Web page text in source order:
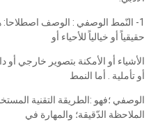
1- النّمط الوصفي : الوصف اصطلاحا:
حقيقياً أو خيالياً للأحياء أو
الأشياء أو الأمكنة بتصوير خارجي
أو تأملية . أما النمط
الوصفي ؛فهو :الطريقة التقنية
الملاحظة الدّقيقة؛ والمهارة في